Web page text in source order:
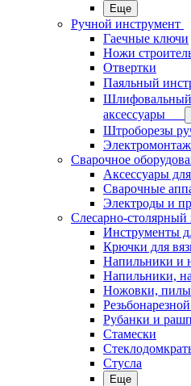
Еще
Ручной инструмент
Гаечные ключи
Ножи
Отвертки
Паяльный
Шлифовальный
аксессуары
Штроборезы
Сварочное
Аксессуары
Сварочные
Электроды и
Слесарно-столярный
Инструменты
Крючки для
Напильники и
Напильники,
Ножовки, пилы
Рубанки и
Стамески
Стусла
Еще